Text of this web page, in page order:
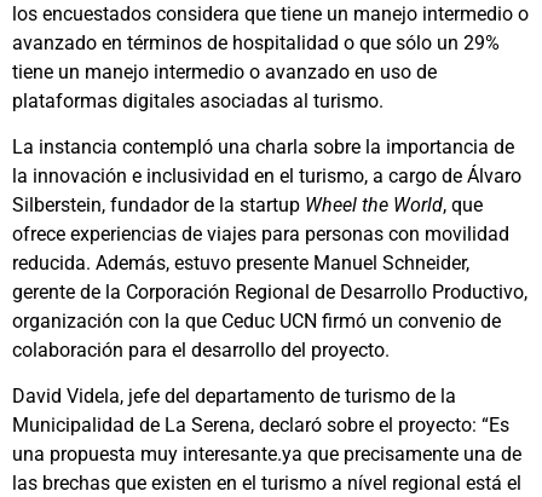
los encuestados considera que tiene un manejo intermedio o
avanzado en términos de hospitalidad o que sólo un 29%
tiene un manejo intermedio o avanzado en uso de
plataformas digitales asociadas al turismo.
La instancia contempló una charla sobre la importancia de
la innovación e inclusividad en el turismo, a cargo de Álvaro
Silberstein, fundador de la startup Wheel the World, que
ofrece experiencias de viajes para personas con movilidad
reducida. Además, estuvo presente Manuel Schneider,
gerente de la Corporación Regional de Desarrollo Productivo,
organización con la que Ceduc UCN firmó un convenio de
colaboración para el desarrollo del proyecto.
David Videla, jefe del departamento de turismo de la
Municipalidad de La Serena, declaró sobre el proyecto: “Es
una propuesta muy interesante.ya que precisamente una de
las brechas que existen en el turismo a nível regional está el